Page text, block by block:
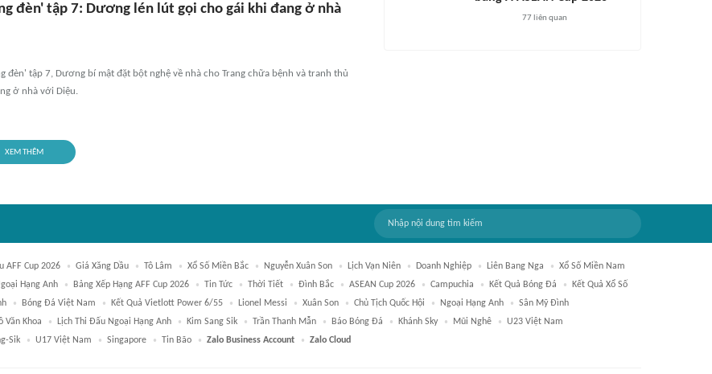
đèn' tập 7: Dương lén lút gọi cho gái khi đang ở nhà
đèn' tập 7, Dương bí mật đặt bột nghệ về nhà cho Trang chữa bệnh và tranh thủ
ở nhà với Diệu.
XEM THÊM
77liên quan
AFF Cup 2026 Giá Xăng Dầu Tô Lâm Xổ Số Miền Bắc Nguyễn Xuân Son Lịch Vạn Niên Doanh Nghiệp Liên Bang Nga
Xổ Số Miền Nam
Hạng Anh Bảng Xếp Hạng AFF Cup 2026 Tin Tức Thời Tiết Đình Bắc ASEAN Cup 2026 Campuchia Kết Quả Bóng Đá
Kết Quả Xổ Số
Bóng Đá Việt Nam Kết Quả Vietlott Power 6/55 Lionel Messi Xuân Son Chủ Tịch Quốc Hội Ngoại Hạng Anh
Sân Mỹ Đình
Văn Khoa Lịch Thi Đấu Ngoại Hạng Anh Kim Sang Sik Trần Thanh Mẫn Báo Bóng Đá Khánh Sky Mũi Nghê
U23 Việt Nam
Sik U17 Việt Nam Singapore Tin Bão Zalo Business Account Zalo Cloud